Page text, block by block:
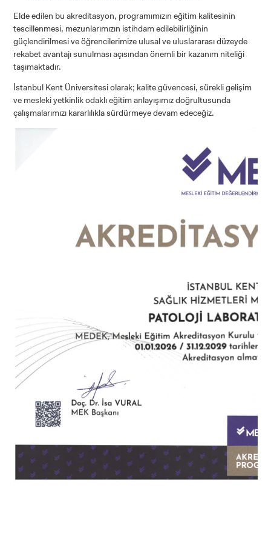
CANDIDATE STUDENTS
STUDENT
GRADUATED
SCHOOL
VOCATIONAL SCHOOLS And
Elde edilen bu akreditasyon, programımızın eğitim kalitesinin
tescillenmesi, mezunlarımızın istihdam edilebilirliğinin
güçlendirilmesi ve öğrencilerimize ulusal ve uluslararası düzeyde
rekabet avantajı sunulması açısından önemli bir kazanım niteliği
taşımaktadır.
İstanbul Kent Üniversitesi olarak; kalite güvencesi, sürekli gelişim
ve mesleki yetkinlik odaklı eğitim anlayışımız doğrultusunda
çalışmalarımızı kararlılıkla sürdürmeye devam edeceğiz.